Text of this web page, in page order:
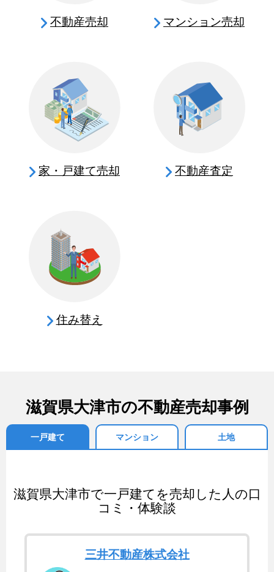
不動産売却 マンション売却
家・戸建て売却 不動産査定
住み替え
滋賀県大津市の不動産売却事例
一戸建て マンション 土地
滋賀県大津市で一戸建てを売却した人の口
コミ・体験談
三井不動産株式会社